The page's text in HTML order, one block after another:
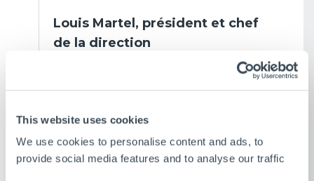
This website uses cookies
We use cookies to personalise content and ads, to
provide social media features and to analyse our traffic
Louis Martel, président et chef
de la direction
Le concours annuel des
employeurs à Montréalvise à reconnaître les
employeurs de la grande région de Montréal